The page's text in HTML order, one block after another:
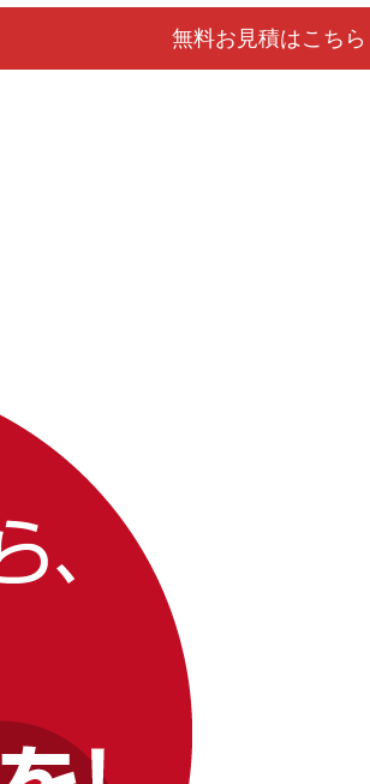
無料お見積はこちら